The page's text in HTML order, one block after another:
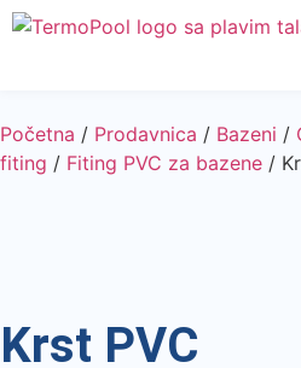
Početna / Prodavnica / Bazeni /
fiting / Fiting PVC za bazene /
Krst PVC